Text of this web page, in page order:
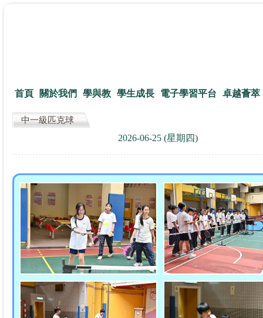
首頁 關於我們 學與教 學生成長 電子學習平台 卓越薈萃
中一級匹克球
2026-06-25 (星期四)